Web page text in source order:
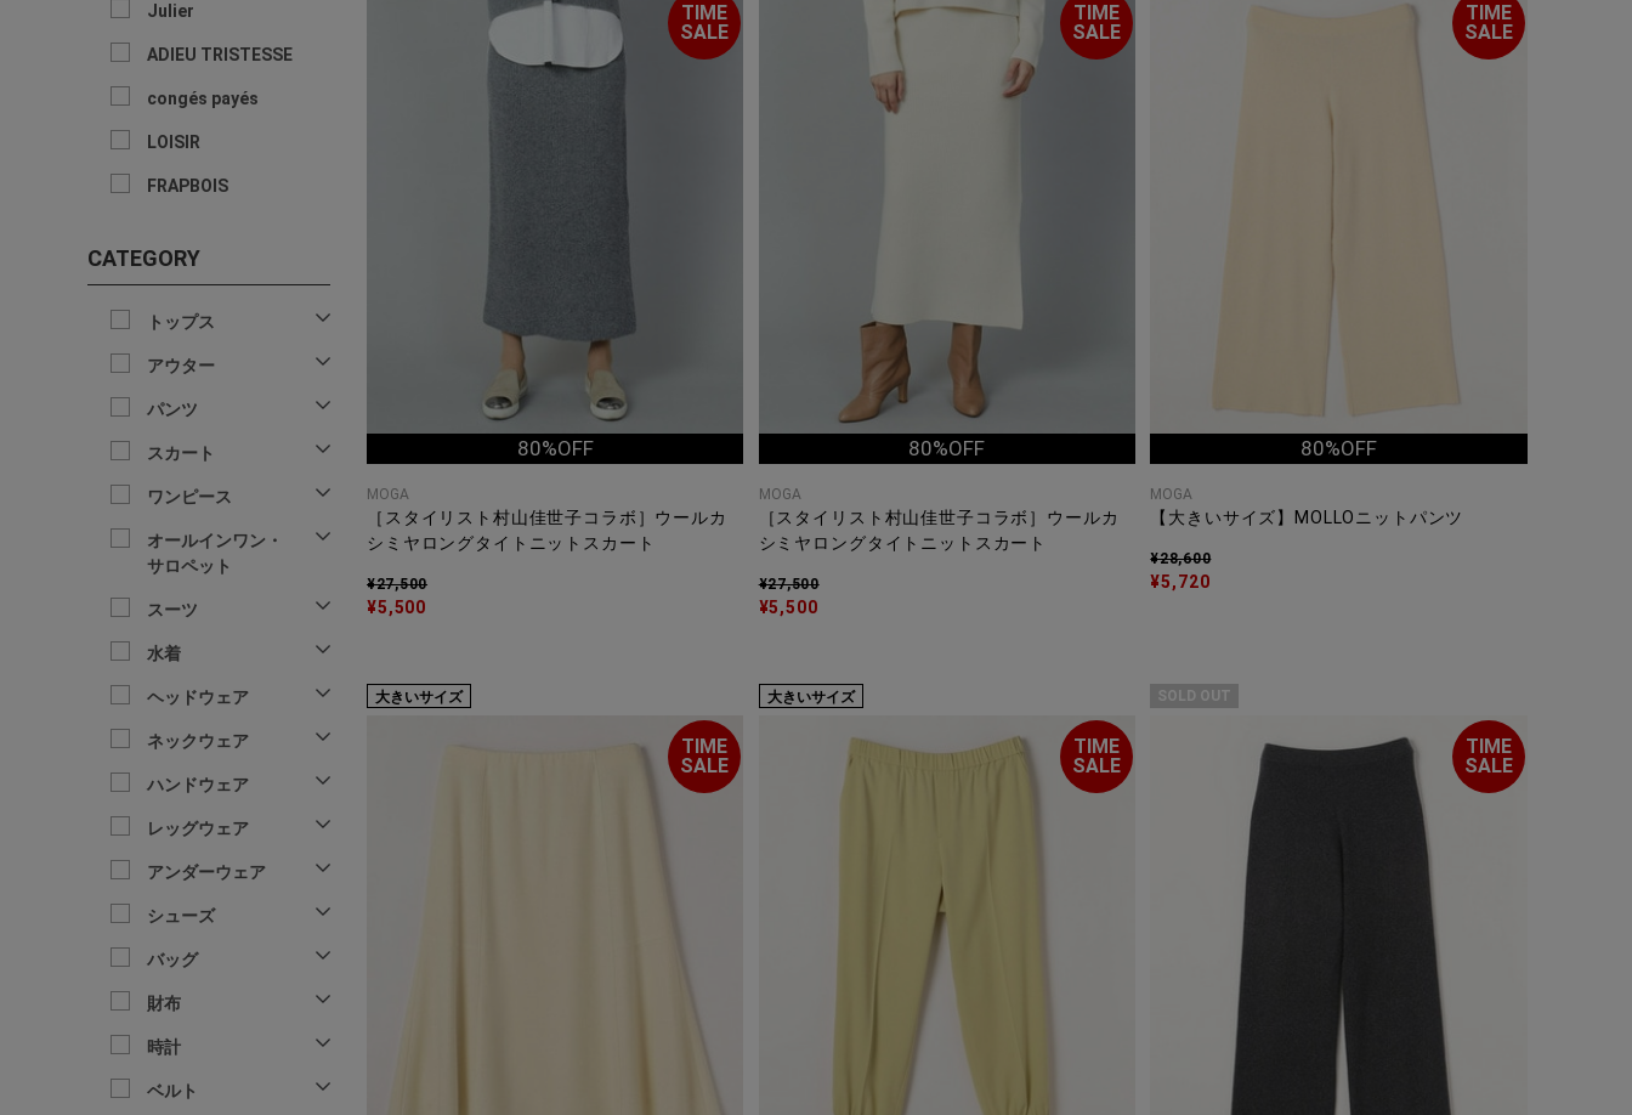
Julier
ADIEU TRISTESSE
congés payés
LOISIR
FRAPBOIS
CATEGORY
トップス
アウター
パンツ
スカート
ワンピース
オールインワン・
サロペット
スーツ
水着
ヘッドウェア
ネックウェア
ハンドウェア
レッグウェア
アンダーウェア
シューズ
バッグ
財布
時計
ベルト
TIME
SALE
80%OFF
MOGA
［スタイリスト村山佳世子コラボ］ウールカ
シミヤロングタイトニットスカート
¥27,500
¥5,500
TIME
SALE
80%OFF
MOGA
［スタイリスト村山佳世子コラボ］ウールカ
シミヤロングタイトニットスカート
¥27,500
¥5,500
TIME
SALE
80%OFF
MOGA
【大きいサイズ】MOLLOニットパンツ
¥28,600
¥5,720
大きいサイズ
TIME
SALE
大きいサイズ
TIME
SALE
SOLD OUT
TIME
SALE